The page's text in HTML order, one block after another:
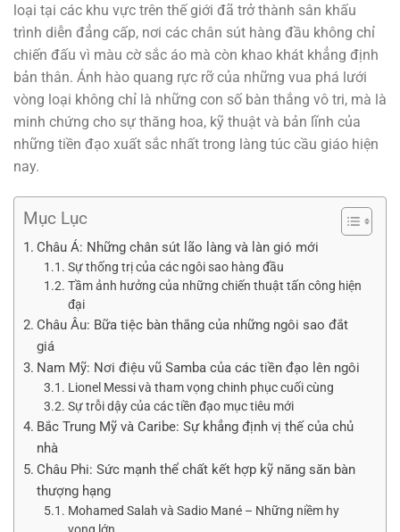
loại tại các khu vực trên thế giới đã trở thành sân khấu
trình diễn đẳng cấp, nơi các chân sút hàng đầu không chỉ
chiến đấu vì màu cờ sắc áo mà còn khao khát khẳng định
bản thân. Ánh hào quang rực rỡ của những vua phá lưới
vòng loại không chỉ là những con số bàn thắng vô tri, mà là
minh chứng cho sự thăng hoa, kỹ thuật và bản lĩnh của
những tiền đạo xuất sắc nhất trong làng túc cầu giáo hiện
nay.
Mục Lục
Châu Á: Những chân sút lão làng và làn gió mới
Sự thống trị của các ngôi sao hàng đầu
Tầm ảnh hưởng của những chiến thuật tấn công hiện
đại
Châu Âu: Bữa tiệc bàn thắng của những ngôi sao đắt
giá
Nam Mỹ: Nơi điệu vũ Samba của các tiền đạo lên ngôi
Lionel Messi và tham vọng chinh phục cuối cùng
Sự trỗi dậy của các tiền đạo mục tiêu mới
Bắc Trung Mỹ và Caribe: Sự khẳng định vị thế của chủ
nhà
Châu Phi: Sức mạnh thể chất kết hợp kỹ năng săn bàn
thượng hạng
Mohamed Salah và Sadio Mané – Những niềm hy
vọng lớn